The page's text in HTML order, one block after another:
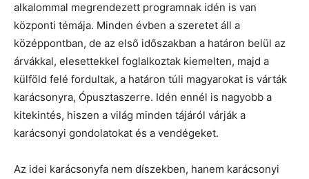
alkalommal megrendezett programnak idén is van
központi témája. Minden évben a szeretet áll a
középpontban, de az első időszakban a határon belül az
árvákkal, elesettekkel foglalkoztak kiemelten, majd a
külföld felé fordultak, a határon túli magyarokat is várták
karácsonyra, Ópusztaszerre. Idén ennél is nagyobb a
kitekintés, hiszen a világ minden tájáról várják a
karácsonyi gondolatokat és a vendégeket.
Az idei karácsonyfa nem díszekben, hanem karácsonyi